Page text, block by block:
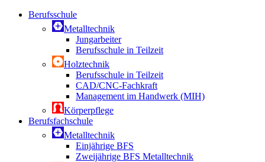
Berufsschule
Metalltechnik
Jungarbeiter
Berufsschule in Teilzeit
Holztechnik
Berufsschule in Teilzeit
CAD/CNC-Fachkraft
Management im Handwerk (MIH)
Körperpflege
Berufsfachschule
Metalltechnik
Einjährige BFS
Zweijährige BFS Metalltechnik